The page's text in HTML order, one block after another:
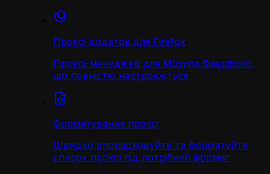
Проксі додаток для Firefox
Проксі-менеджер для Мозила Фаєрфокс,
що повністю настроюється
Форматування проксі
Швидко впорядковуйте та форматуйте
список проксі під потрібний формат